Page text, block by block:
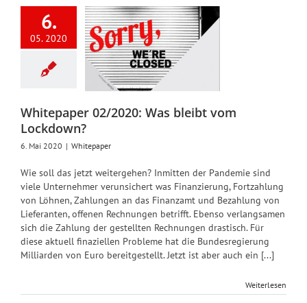
6.
05. 2020
Was
vom
Whitepaper 02/2020: Was bleibt vom
Lockdown?
6. Mai 2020 | Whitepaper
Wie soll das jetzt weitergehen? Inmitten der Pandemie sind
viele Unternehmer verunsichert was Finanzierung, Fortzahlung
von Löhnen, Zahlungen an das Finanzamt und Bezahlung von
Lieferanten, offenen Rechnungen betrifft. Ebenso verlangsamen
sich die Zahlung der gestellten Rechnungen drastisch. Für
diese aktuell finaziellen Probleme hat die Bundesregierung
Milliarden von Euro bereitgestellt. Jetzt ist aber auch ein [...]
Weiterlesen